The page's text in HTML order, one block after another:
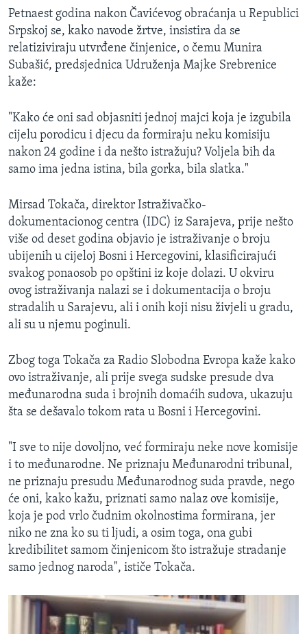
Petnaest godina nakon Čavićevog obraćanja u Republici
Srpskoj se, kako navode žrtve, insistira da se
relatiziviraju utvrđene činjenice, o čemu Munira
Subašić, predsjednica Udruženja Majke Srebrenice
kaže:
"Kako će oni sad objasniti jednoj majci koja je izgubila
cijelu porodicu i djecu da formiraju neku komisiju
nakon 24 godine i da nešto istražuju? Voljela bih da
samo ima jedna istina, bila gorka, bila slatka."
Mirsad Tokača, direktor Istraživačko-
dokumentacionog centra (IDC) iz Sarajeva, prije nešto
više od deset godina objavio je istraživanje o broju
ubijenih u cijeloj Bosni i Hercegovini, klasificirajući
svakog ponaosob po opštini iz koje dolazi. U okviru
ovog istraživanja nalazi se i dokumentacija o broju
stradalih u Sarajevu, ali i onih koji nisu živjeli u gradu,
ali su u njemu poginuli.
Zbog toga Tokača za Radio Slobodna Evropa kaže kako
ovo istraživanje, ali prije svega sudske presude dva
međunarodna suda i brojnih domaćih sudova, ukazuju
šta se dešavalo tokom rata u Bosni i Hercegovini.
"I sve to nije dovoljno, već formiraju neke nove komisije
i to međunarodne. Ne priznaju Međunarodni tribunal,
ne priznaju presudu Međunarodnog suda pravde, nego
će oni, kako kažu, priznati samo nalaz ove komisije,
koja je pod vrlo čudnim okolnostima formirana, jer
niko ne zna ko su ti ljudi, a osim toga, ona gubi
kredibilitet samom činjenicom što istražuje stradanje
samo jednog naroda", ističe Tokača.​